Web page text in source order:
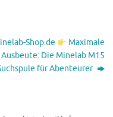
Shop.de
Maximale
Ausbeute: Die Minelab M15
für Abenteurer